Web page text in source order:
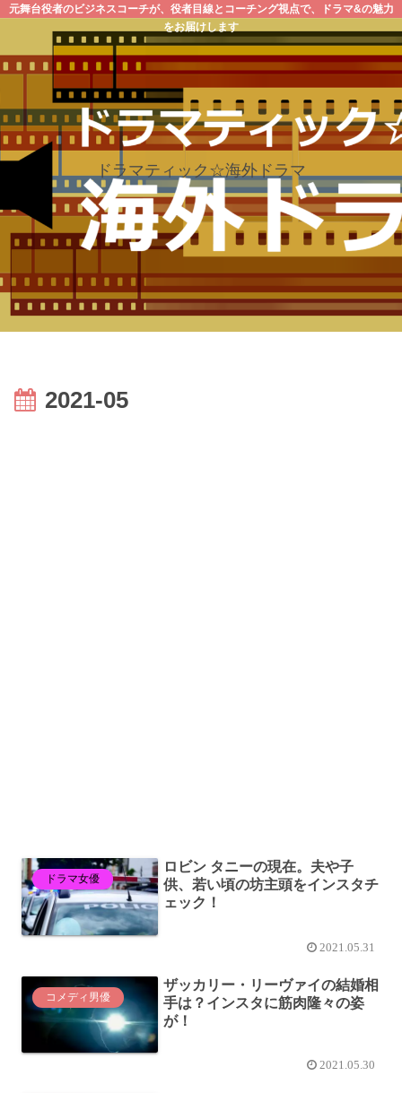
元舞台役者のビジネスコーチが、役者目線とコーチング視点で、ドラマ&の魅力
をお届けします
ドラマティック☆海外ドラマ
2021-05
ドラマ女優
ロビン タニーの現在。夫や子
供、若い頃の坊主頭をインスタチ
ェック！
2021.05.31
コメディ男優
ザッカリー・リーヴァイの結婚相
手は？インスタに筋肉隆々の姿
が！
2021.05.30